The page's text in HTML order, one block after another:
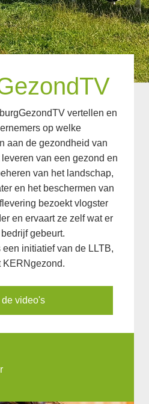
vertellen en
op welke
aan de gezondheid van
van een gezond en
van het landschap,
en het beschermen van
bezoekt vlogster
en ervaart ze zelf wat er
gebeurt.
initiatief van de LLTB,
KERNgezond.
de video's